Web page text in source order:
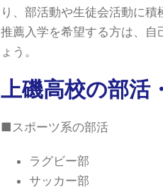
り、部活動や生徒会活動に積
推薦入学を希望する方は、自
ょう。
上磯高校の部活
■スポーツ系の部活
ラグビー部
サッカー部